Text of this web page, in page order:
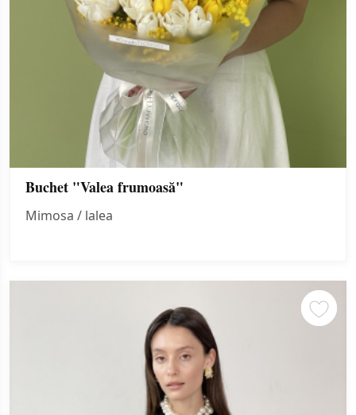
Buchet "Valea frumoasă"
Mimosa / lalea